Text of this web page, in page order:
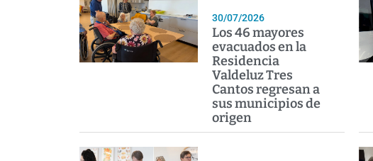
30/07/2026
Los 46 mayores
evacuados en la
Residencia
Valdeluz Tres
Cantos regresan a
sus municipios de
origen